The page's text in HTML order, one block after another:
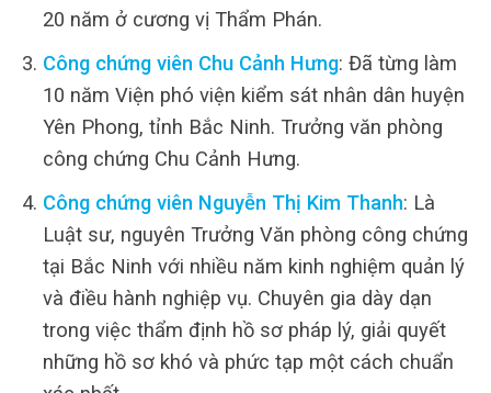
20 năm ở cương vị Thẩm Phán.
Công chứng viên Chu Cảnh Hưng: Đã từng làm
10 năm Viện phó viện kiểm sát nhân dân huyện
Yên Phong, tỉnh Bắc Ninh. Trưởng văn phòng
công chứng Chu Cảnh Hưng.
Công chứng viên Nguyễn Thị Kim Thanh: Là
Luật sư, nguyên Trưởng Văn phòng công chứng
tại Bắc Ninh với nhiều năm kinh nghiệm quản lý
và điều hành nghiệp vụ. Chuyên gia dày dạn
trong việc thẩm định hồ sơ pháp lý, giải quyết
những hồ sơ khó và phức tạp một cách chuẩn